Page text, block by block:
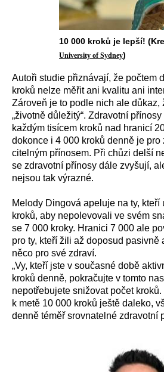
10 000 kroků je lepší!
University of Sydney)
Autoři studie přiznávají, že počtem
kroků nelze měřit ani kvalitu ani
Zároveň je to podle nich ale důkaz,
„životně důležitý“. Zdravotní
každým tisícem kroků nad hranicí
dokonce i 4 000 kroků denně je pro
citelným přínosem. Při chůzi delší
se zdravotní přínosy dále zvyšují,
nejsou tak výrazné.
Melody Dingová apeluje na ty,
kroků, aby nepolevovali ve svém
se 7 000 kroky. Hranici 7 000 ale
pro ty, kteří žili až doposud pasivně
něco pro své zdraví.
„Vy, kteří jste v současné době
kroků denně, pokračujte v tomto
nepotřebujete snižovat počet
k metě 10 000 kroků ještě daleko,
denně téměř srovnatelné zdravotní